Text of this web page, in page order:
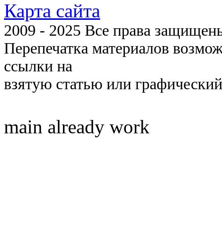
Карта сайта
2009 - 2025 Все права
Перепечатка материалов
ссылки на
взятую статью или
main already work